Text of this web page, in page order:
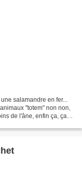
salamandre en fer...
"totem" non non,
de l'âne, enfin ça, ça